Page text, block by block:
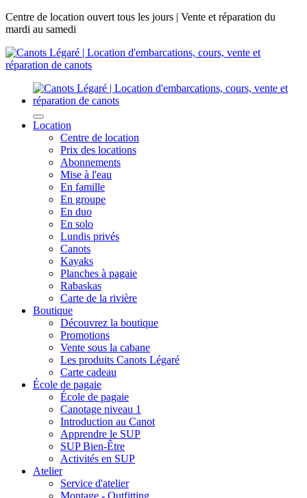
Centre de location ouvert tous les jours | Vente et réparation du
mardi au samedi
Location
Centre de location
Prix des locations
Abonnements
Mise à l'eau
En famille
En groupe
En duo
En solo
Lundis privés
Canots
Kayaks
Planches à pagaie
Rabaskas
Carte de la rivière
Boutique
Découvrez la boutique
Promotions
Vente sous la cabane
Les produits Canots Légaré
Carte cadeau
École de pagaie
École de pagaie
Canotage niveau 1
Introduction au Canot
Apprendre le SUP
SUP Bien-Être
Activités en SUP
Atelier
Service d'atelier
Montage - Outfitting